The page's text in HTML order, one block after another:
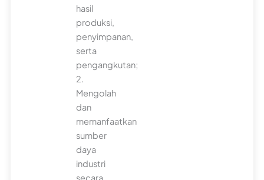
hasil
produksi,
penyimpanan,
serta
pengangkutan;
2.
Mengolah
dan
memanfaatkan
sumber
daya
industri
secara